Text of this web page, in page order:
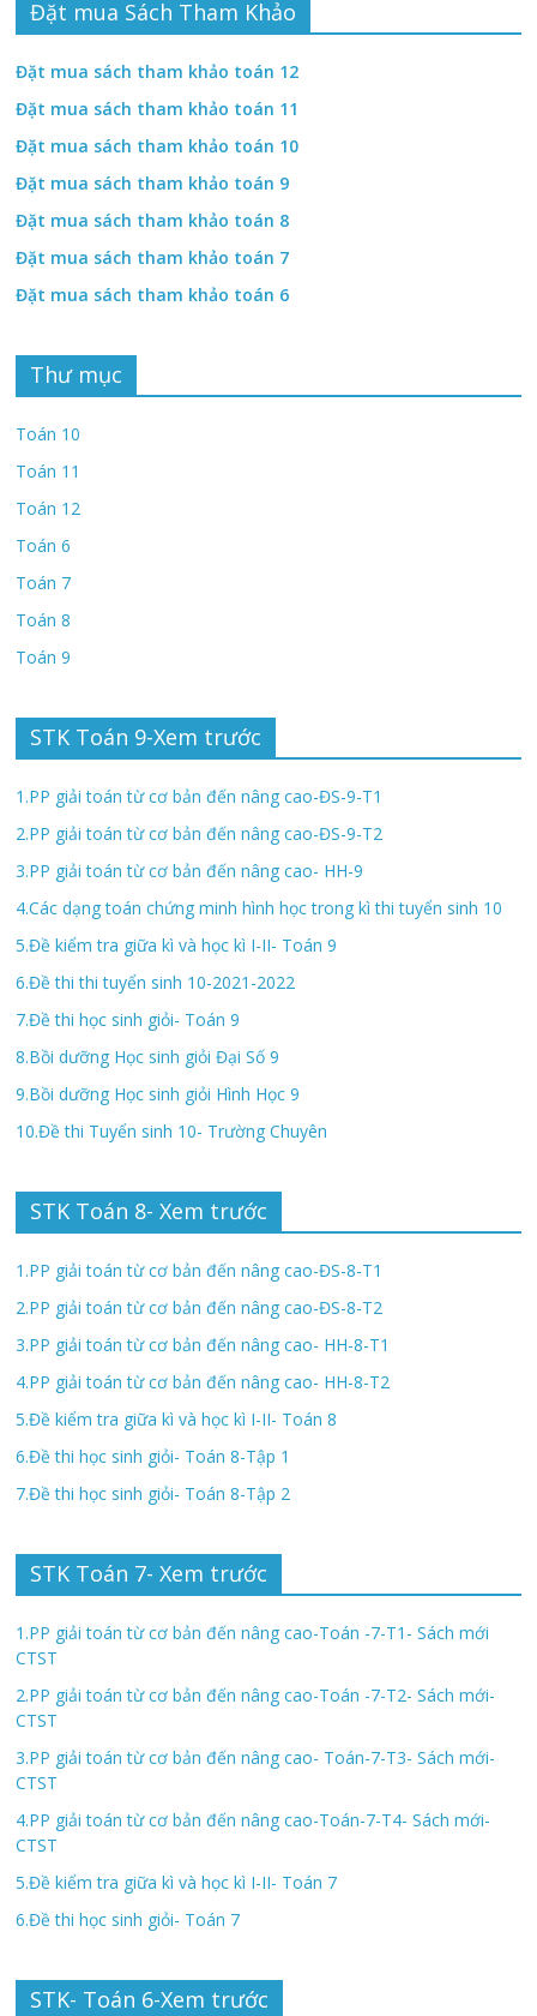
Đặt mua Sách Tham Khảo
Đặt mua sách tham khảo toán 12
Đặt mua sách tham khảo toán 11
Đặt mua sách tham khảo toán 10
Đặt mua sách tham khảo toán 9
Đặt mua sách tham khảo toán 8
Đặt mua sách tham khảo toán 7
Đặt mua sách tham khảo toán 6
Thư mục
Toán 10
Toán 11
Toán 12
Toán 6
Toán 7
Toán 8
Toán 9
STK Toán 9-Xem trước
1.PP giải toán từ cơ bản đến nâng cao-ĐS-9-T1
2.PP giải toán từ cơ bản đến nâng cao-ĐS-9-T2
3.PP giải toán từ cơ bản đến nâng cao- HH-9
4.Các dạng toán chứng minh hình học trong kì thi tuyển sinh 10
5.Đề kiểm tra giữa kì và học kì I-II- Toán 9
6.Đề thi thi tuyển sinh 10-2021-2022
7.Đề thi học sinh giỏi- Toán 9
8.Bồi dưỡng Học sinh giỏi Đại Số 9
9.Bồi dưỡng Học sinh giỏi Hình Học 9
10.Đề thi Tuyển sinh 10- Trường Chuyên
STK Toán 8- Xem trước
1.PP giải toán từ cơ bản đến nâng cao-ĐS-8-T1
2.PP giải toán từ cơ bản đến nâng cao-ĐS-8-T2
3.PP giải toán từ cơ bản đến nâng cao- HH-8-T1
4.PP giải toán từ cơ bản đến nâng cao- HH-8-T2
5.Đề kiểm tra giữa kì và học kì I-II- Toán 8
6.Đề thi học sinh giỏi- Toán 8-Tập 1
7.Đề thi học sinh giỏi- Toán 8-Tập 2
STK Toán 7- Xem trước
1.PP giải toán từ cơ bản đến nâng cao-Toán -7-T1- Sách mới
CTST
2.PP giải toán từ cơ bản đến nâng cao-Toán -7-T2- Sách mới-
CTST
3.PP giải toán từ cơ bản đến nâng cao- Toán-7-T3- Sách mới-
CTST
4.PP giải toán từ cơ bản đến nâng cao-Toán-7-T4- Sách mới-
CTST
5.Đề kiểm tra giữa kì và học kì I-II- Toán 7
6.Đề thi học sinh giỏi- Toán 7
STK- Toán 6-Xem trước